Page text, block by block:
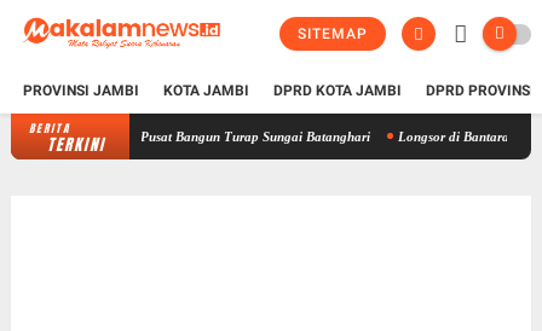
SITEMAP
PROVINSI JAMBI KOTA JAMBI DPRD KOTA JAMBI DPRD
BERITA
TERKINI
Dorong Pusat Bangun Turap Sungai Batanghari Longsor di Bantaran Sungai